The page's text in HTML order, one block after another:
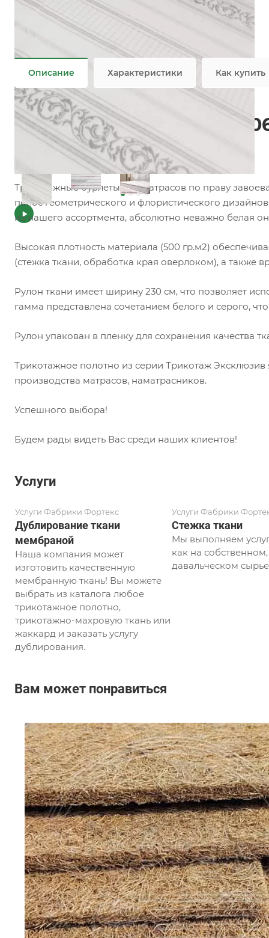
Состав— 100% PES
— 500 гр/м2
Все характеристики
Описание Характеристики Как купить
Трикотажное полотно
матраса
Трикотажные бурлеты для матрасов по праву
полос геометрического и флористического
из нашего ассортмента, абсолютно неважно белая
Высокая плотность материала (500 гр.м2)
(стежка ткани, обработка края оверлоком), а также
Рулон ткани имеет ширину 230 см, что позволяет
гамма представлена сочетанием белого и серого,
Рулон упакован в пленку для сохранения качества
Трикотажное полотно из серии Трикотаж
производства матрасов, наматрасников.
Успешного выбора!
Будем рады видеть Вас среди наших клиентов!
Услуги
Услуги Фабрики Фортекс
Дублирование ткани
мембраной
Наша компания может
изготовить качественную
мембранную ткань! Вы можете
выбрать из каталога любое
трикотажное полотно,
трикотажно-махровую ткань или
жаккард и заказать услугу
дублирования.
Услуги Фабрики
Стежка ткани
Мы выполняем
как на
давальческом
Вам может понравиться